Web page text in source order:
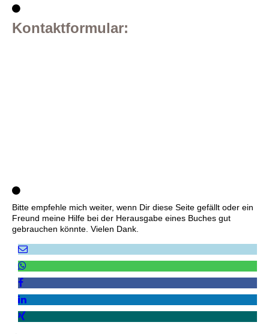
Kontaktformular:
Bitte empfehle mich weiter, wenn Dir diese Seite gefällt oder ein
Freund meine Hilfe bei der Herausgabe eines Buches gut
gebrauchen könnte. Vielen Dank.